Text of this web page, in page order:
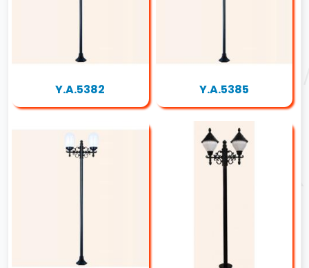
Y.A.5382 Y.A.5385